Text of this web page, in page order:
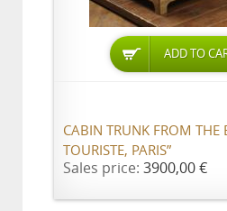
ADD TO
CABIN TRUNK FROM THE
TOURISTE, PARIS”
Sales price: 3900,00 €